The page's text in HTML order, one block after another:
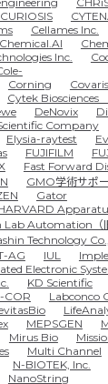
CURIOSIS
Cellames Inc.
Chemical.AI
Inc.
Corning Covaris
Cytek Biosciences
DeNovix
Company
Elysia-raytest
FUJIFILM
Fast Forward
GMO学術サポ
Gator
Lab Automation（
Technology
AG IUL
Electronic
KD Scientific
COR Labconco
MEPSGEN
Mirus Bio
Multi Channel
N-BIOTEK, Inc.
NanoString